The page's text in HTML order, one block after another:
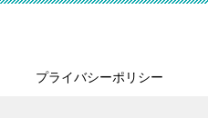
プライバシーポリシー